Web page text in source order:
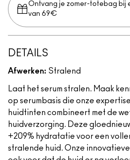
Ontvang je zomer-totebag bij
van 69€
DETAILS
Afwerken: Stralend
Laat het serum stralen. Maak
op serumbasis die onze
huidtinten combineert met de
huidverzorging. Deze
+209% hydratatie voor een
stralende huid. Onze